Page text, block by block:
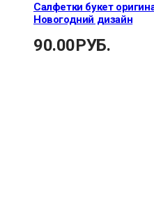
Салфетки букет
Новогодний дизайн
90.00РУБ.